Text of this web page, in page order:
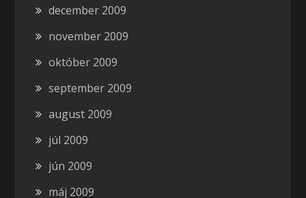
december 2009
november 2009
október 2009
september 2009
august 2009
júl 2009
jún 2009
máj 2009